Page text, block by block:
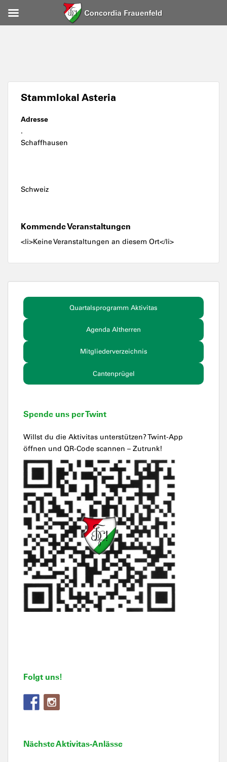
Stammlokal Asteria
Adresse
.
Schaffhausen
Schweiz
Kommende Veranstaltungen
<li>Keine Veranstaltungen an diesem Ort</li>
Quartalsprogramm Aktivitas
Agenda Altherren
Mitgliederverzeichnis
Cantenprügel
Spende uns per Twint
Willst du die Aktivitas unterstützen? Twint-App
öffnen und QR-Code scannen – Zutrunk!
Folgt uns!
Nächste Aktivitas-Anlässe